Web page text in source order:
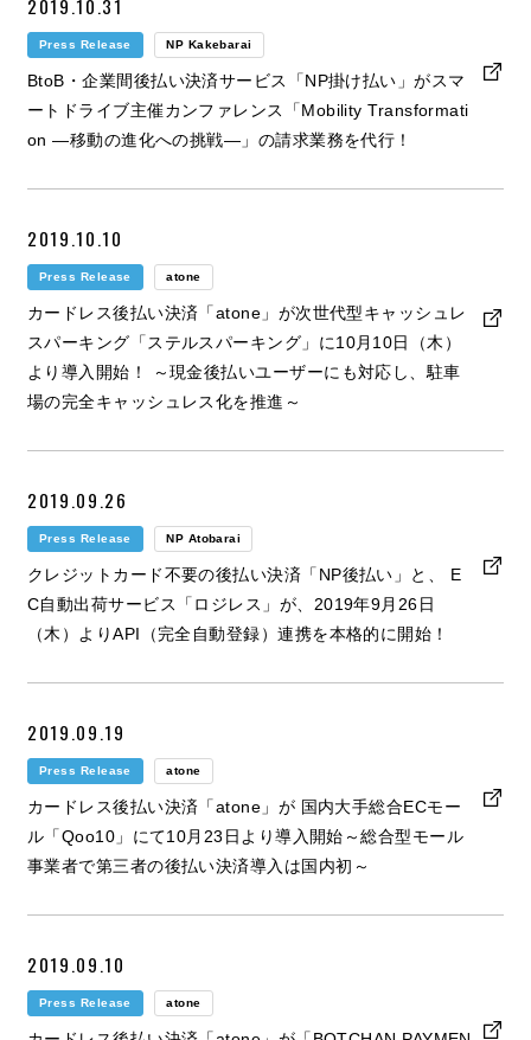
2019.10.31
Press Release NP Kakebarai
BtoB・企業間後払い決済サービス「NP掛け払い」がスマ
ートドライブ主催カンファレンス「Mobility Transformati
on ―移動の進化への挑戦―」の請求業務を代行！
2019.10.10
Press Release atone
カードレス後払い決済「atone」が次世代型キャッシュレ
スパーキング「ステルスパーキング」に10月10日（木）
より導入開始！ ～現金後払いユーザーにも対応し、駐車
場の完全キャッシュレス化を推進～
2019.09.26
Press Release NP Atobarai
クレジットカード不要の後払い決済「NP後払い」と、 E
C自動出荷サービス「ロジレス」が、2019年9月26日
（木）よりAPI（完全自動登録）連携を本格的に開始！
2019.09.19
Press Release atone
カードレス後払い決済「atone」が 国内大手総合ECモー
ル「Qoo10」にて10月23日より導入開始～総合型モール
事業者で第三者の後払い決済導入は国内初～
2019.09.10
Press Release atone